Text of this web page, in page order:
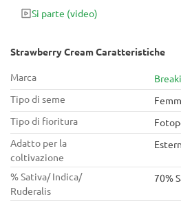
Questa particolarità ha reso questa
alle piaghe. Di forma rotonda e una
Cream è una bestia per quanto
Si parte (video)
Strawberry Cream Caratteristiche
Marca
Tipo di seme
Tipo di fioritura
Adatto per la
coltivazione
% Sativa/ Indica/
Ruderalis
70%